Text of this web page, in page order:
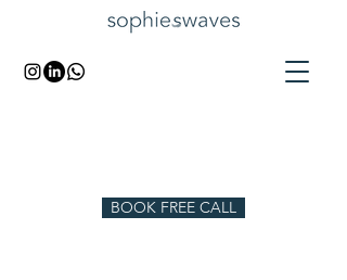
BOOK FREE CALL